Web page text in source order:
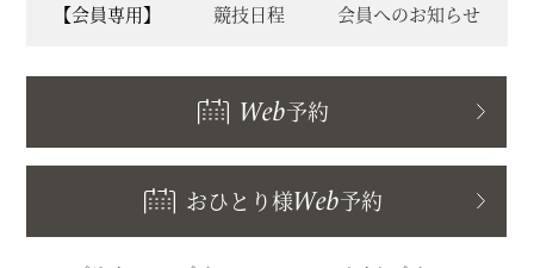
【会員専用】 競技日程 会員へのお知らせ
Web予約
おひとり様Web予約